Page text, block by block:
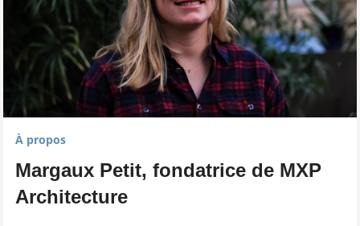
À propos
Margaux Petit, fondatrice de MXP
Architecture